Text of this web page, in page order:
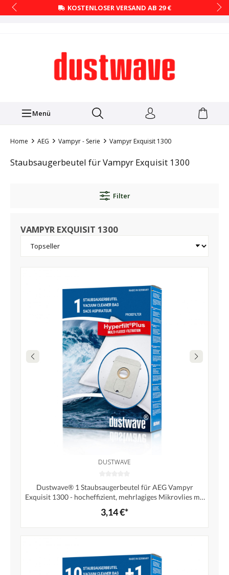
KOSTENLOSER VERSAND AB 29 €
Menü
Home AEG Vampyr - Serie Vampyr Exquisit 1300
Staubsaugerbeutel für Vampyr Exquisit 1300
Filter
VAMPYR EXQUISIT 1300
DUSTWAVE
Dustwave® 1 Staubsaugerbeutel für AEG Vampyr
Exquisit 1300 - hocheffizient, mehrlagiges Mikrovlies mit
Hygieneverschluss - Made in Germany
3,14 €*